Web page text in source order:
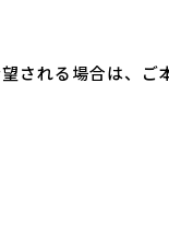
れる場合は、